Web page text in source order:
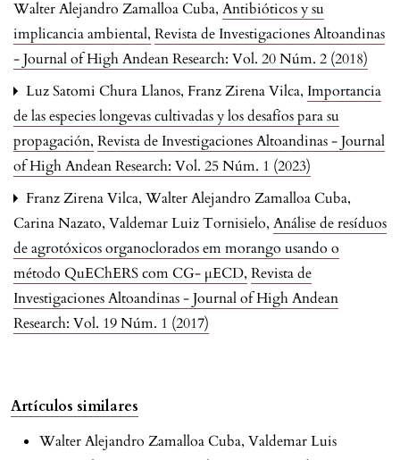
Walter Alejandro Zamalloa Cuba, Antibióticos y su
implicancia ambiental, Revista de Investigaciones Altoandinas
- Journal of High Andean Research: Vol. 20 Núm. 2 (2018)
Luz Satomi Chura Llanos, Franz Zirena Vilca, Importancia
de las especies longevas cultivadas y los desafíos para su
propagación, Revista de Investigaciones Altoandinas - Journal
of High Andean Research: Vol. 25 Núm. 1 (2023)
Franz Zirena Vilca, Walter Alejandro Zamalloa Cuba,
Carina Nazato, Valdemar Luiz Tornisielo, Análise de resíduos
de agrotóxicos organoclorados em morango usando o
método QuEChERS com CG- µECD, Revista de
Investigaciones Altoandinas - Journal of High Andean
Research: Vol. 19 Núm. 1 (2017)
Artículos similares
Walter Alejandro Zamalloa Cuba, Valdemar Luis